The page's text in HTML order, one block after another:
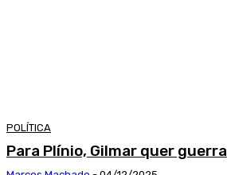
POLÍTICA
Para Plínio, Gilmar quer guerra